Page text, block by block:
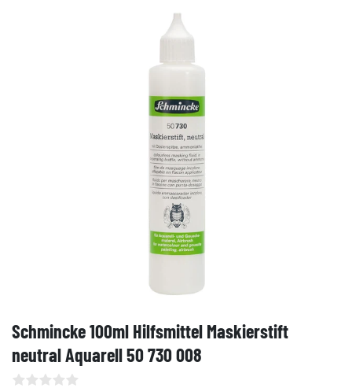
Schmincke 100ml Hilfsmittel Maskierstift
neutral Aquarell 50 730 008